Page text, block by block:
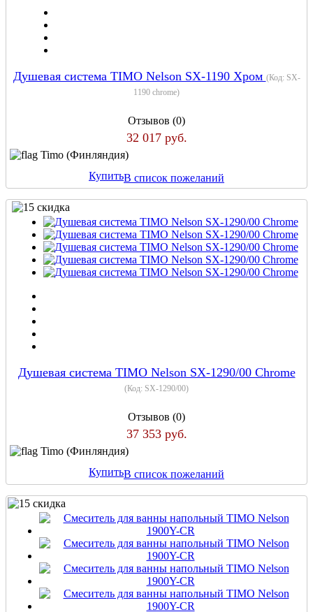
Душевая система TIMO Nelson SX-1190 Хром (Код: SX-
1190 chrome)
Отзывов (0)
32 017 руб.
Timo (Финляндия)
КупитьВ список пожеланий
Душевая система TIMO Nelson SX-1290/00 Chrome
(Код: SX-1290/00)
Отзывов (0)
37 353 руб.
Timo (Финляндия)
КупитьВ список пожеланий